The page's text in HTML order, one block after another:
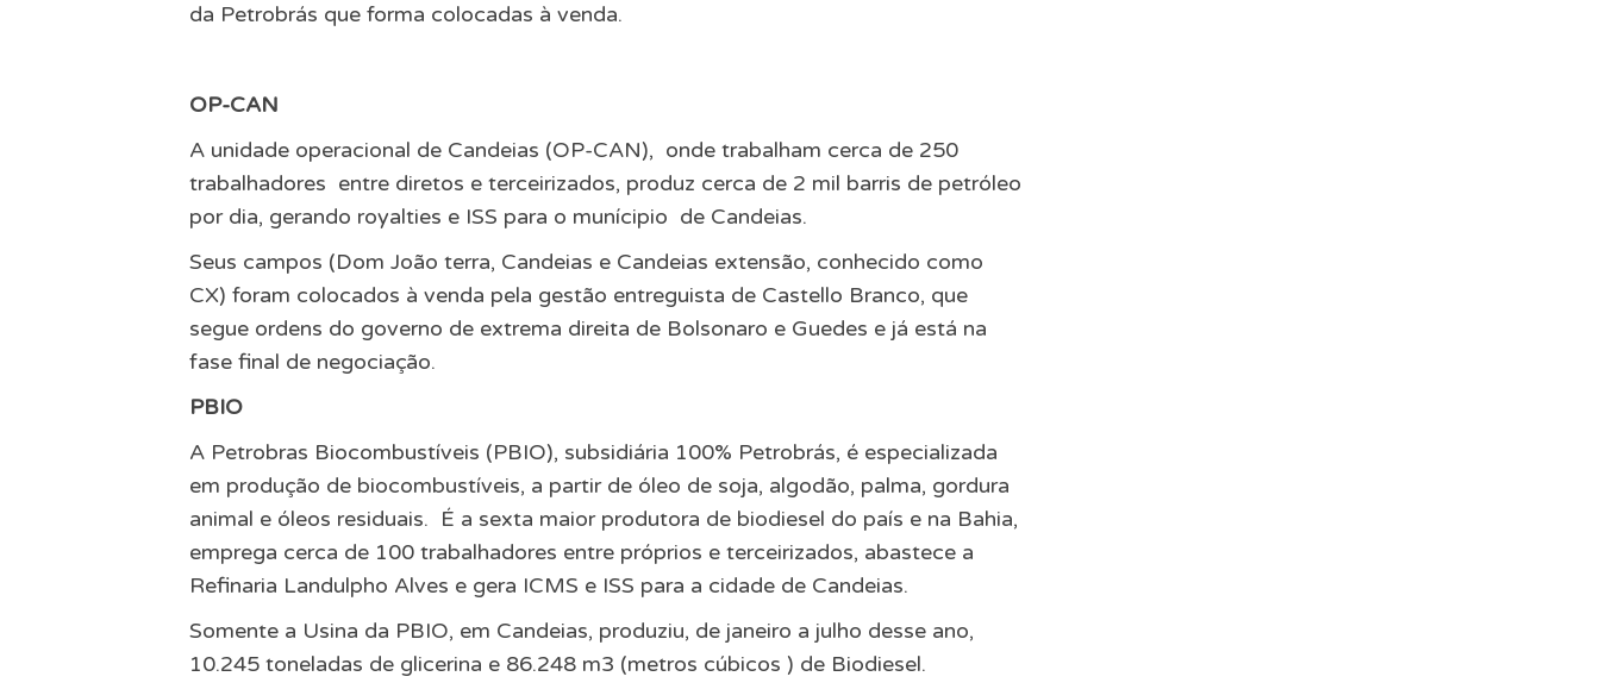
da Petrobrás que forma colocadas à venda.
OP-CAN
A unidade operacional de Candeias (OP-CAN), onde trabalham cerca de 250
trabalhadores entre diretos e terceirizados, produz cerca de 2 mil barris de petróleo
por dia, gerando royalties e ISS para o munícipio de Candeias.
Seus campos (Dom João terra, Candeias e Candeias extensão, conhecido como
CX) foram colocados à venda pela gestão entreguista de Castello Branco, que
segue ordens do governo de extrema direita de Bolsonaro e Guedes e já está na
fase final de negociação.
PBIO
A Petrobras Biocombustíveis (PBIO), subsidiária 100% Petrobrás, é especializada
em produção de biocombustíveis, a partir de óleo de soja, algodão, palma, gordura
animal e óleos residuais. É a sexta maior produtora de biodiesel do país e na Bahia,
emprega cerca de 100 trabalhadores entre próprios e terceirizados, abastece a
Refinaria Landulpho Alves e gera ICMS e ISS para a cidade de Candeias.
Somente a Usina da PBIO, em Candeias, produziu, de janeiro a julho desse ano,
10.245 toneladas de glicerina e 86.248 m3 (metros cúbicos ) de Biodiesel.